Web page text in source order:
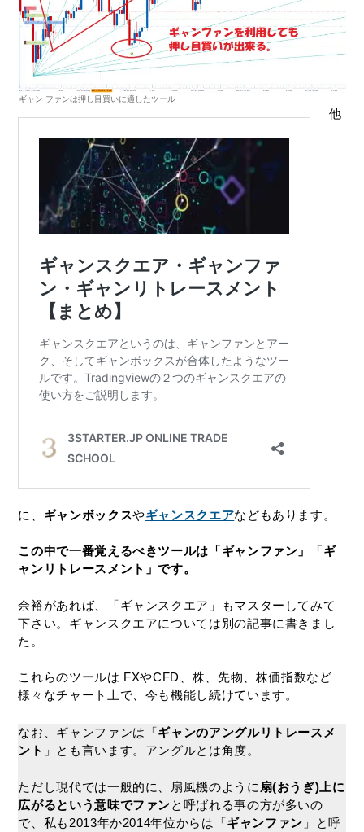
ギャン ファンは押し目買いに適したツール
他
に、 ギャンボックスやギャンスクエアなどもあります。
この中で一番覚えるべきツールは「ギャンファン」「ギ
ャンリトレースメント」です。
余裕があれば、「ギャンスクエア」もマスターしてみて
下さい。ギャンスクエアについては別の記事に書きまし
た。
これらのツールは FXやCFD、株、先物、株価指数など
様々なチャート上で、今も機能し続けています。
なお、ギャンファンは「ギャンのアングルリトレースメ
ント 」とも言います。アングルとは角度。
ただし現代では一般的に、扇風機のように 扇(おうぎ)上に
広がるという意味でファンと呼ばれる事の方が多いの
で、私も2013年か2014年位からは「ギャンファン 」と呼